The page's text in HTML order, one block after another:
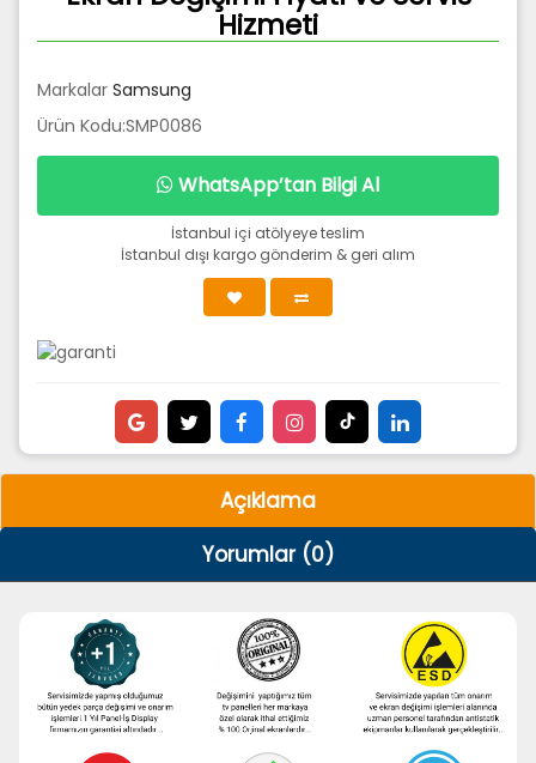
Hizmeti
Markalar Samsung
Ürün Kodu:SMP0086
WhatsApp’tan Bilgi Al
İstanbul içi atölyeye teslim
İstanbul dışı kargo gönderim & geri alım
Açıklama
Yorumlar (0)